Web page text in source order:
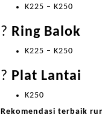
K225 – K250
? Ring Balok
K225 – K250
? Plat Lantai
K250
Rekomendasi terbaik